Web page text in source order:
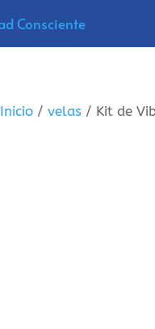
Inicio /velas / Kit de